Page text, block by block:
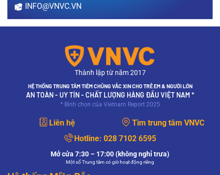
XEM THÊM
gì? Em đang mang thai, mắc sùi mào gà thì có
ảnh hưởng như thế nào đến sức khỏe thai nhi?
Mong bác sĩ giải…
Mục đích của xét nghiệm PAP và xét nghiệm
HPV có giống nhau không?
HPV có giống nhau không?
XEM THÊM
Làm gì khi xét nghiệm PAP có kết quả bất
thường?
INFO@VNVC.VN
Thành lập từ năm 2017
HỆ THỐNG TRUNG TÂM TIÊM CHỦNG VẮC XIN CHO TRẺ EM & NGƯỜI LỚN
AN TOÀN - UY TÍN - CHẤT LƯỢNG HÀNG ĐẦU VIỆT NAM *
* Bình chọn của Vietnam Report 2025
Liên hệ
Tìm trung tâm VNVC
Hotline: 028 7102 6595
Mở cửa 7:30 – 17:00 (không nghỉ trưa)
Một số Trung tâm có giờ hoạt động riêng